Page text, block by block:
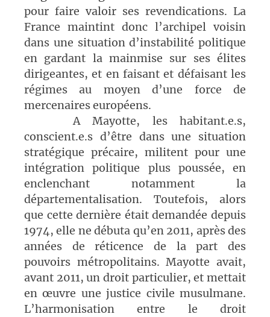
pour faire valoir ses revendications. La
France maintint donc l’archipel voisin
dans une situation d’instabilité politique
en gardant la mainmise sur ses élites
dirigeantes, et en faisant et défaisant les
régimes au moyen d’une force de
mercenaires européens.
A Mayotte, les habitant.e.s,
conscient.e.s d’être dans une situation
stratégique précaire, militent pour une
intégration politique plus poussée, en
enclenchant notamment la
départementalisation. Toutefois, alors
que cette dernière était demandée depuis
1974, elle ne débuta qu’en 2011, après des
années de réticence de la part des
pouvoirs métropolitains. Mayotte avait,
avant 2011, un droit particulier, et mettait
en œuvre une justice civile musulmane.
L’harmonisation entre le droit